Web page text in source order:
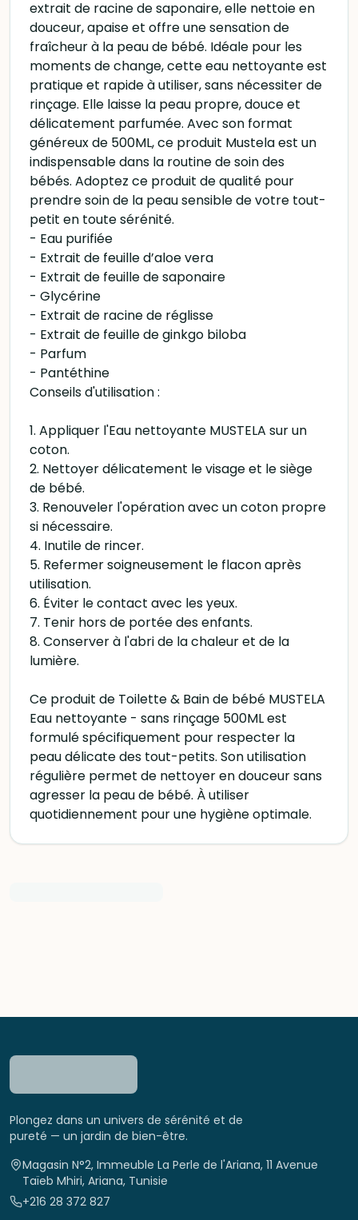
extrait de racine de saponaire, elle nettoie en
douceur, apaise et offre une sensation de
fraîcheur à la peau de bébé. Idéale pour les
moments de change, cette eau nettoyante est
pratique et rapide à utiliser, sans nécessiter de
rinçage. Elle laisse la peau propre, douce et
délicatement parfumée. Avec son format
généreux de 500ML, ce produit Mustela est un
indispensable dans la routine de soin des
bébés. Adoptez ce produit de qualité pour
prendre soin de la peau sensible de votre tout-
petit en toute sérénité.
- Eau purifiée
- Extrait de feuille d’aloe vera
- Extrait de feuille de saponaire
- Glycérine
- Extrait de racine de réglisse
- Extrait de feuille de ginkgo biloba
- Parfum
- Pantéthine
Conseils d'utilisation :
1. Appliquer l'Eau nettoyante MUSTELA sur un
coton.
2. Nettoyer délicatement le visage et le siège
de bébé.
3. Renouveler l'opération avec un coton propre
si nécessaire.
4. Inutile de rincer.
5. Refermer soigneusement le flacon après
utilisation.
6. Éviter le contact avec les yeux.
7. Tenir hors de portée des enfants.
8. Conserver à l'abri de la chaleur et de la
lumière.
Ce produit de Toilette & Bain de bébé MUSTELA
Eau nettoyante - sans rinçage 500ML est
formulé spécifiquement pour respecter la
peau délicate des tout-petits. Son utilisation
régulière permet de nettoyer en douceur sans
agresser la peau de bébé. À utiliser
quotidiennement pour une hygiène optimale.
Plongez dans un univers de sérénité et de
pureté — un jardin de bien-être.
Magasin N°2, Immeuble La Perle de l'Ariana, 11 Avenue
Taïeb Mhiri, Ariana, Tunisie
+216 28 372 827